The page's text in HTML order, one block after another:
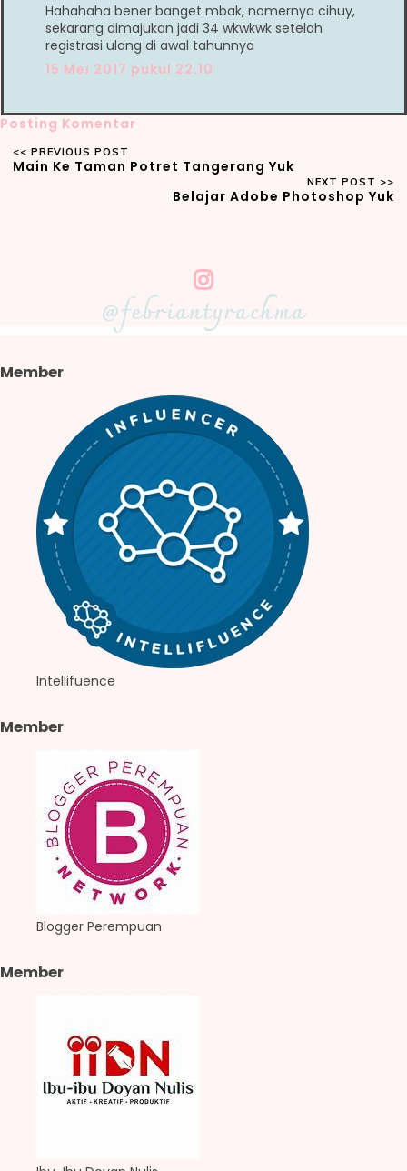
Hahahaha bener banget mbak, nomernya cihuy,
sekarang dimajukan jadi 34 wkwkwk setelah
registrasi ulang di awal tahunnya
15 Mei 2017 pukul 22.10
Posting Komentar
Main Ke Taman Potret Tangerang Yuk
Belajar Adobe Photoshop Yuk
@febriantyrachma
Member
Intellifuence
Member
Blogger Perempuan
Member